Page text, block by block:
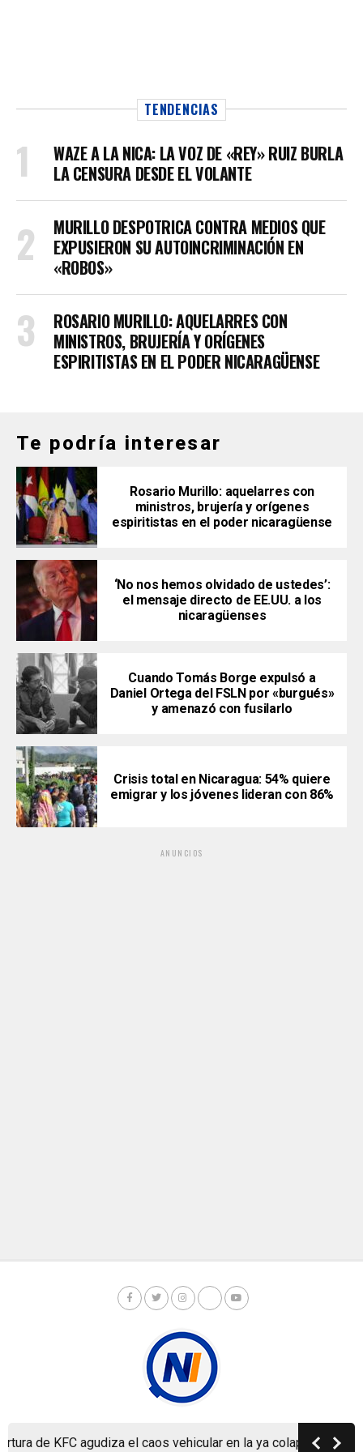
de KFC agudiza el caos vehicular en la ya colapsada Carretera
TENDENCIAS
WAZE A LA NICA: LA VOZ DE «REY» RUIZ BURLA
LA CENSURA DESDE EL VOLANTE
MURILLO DESPOTRICA CONTRA MEDIOS QUE
EXPUSIERON SU AUTOINCRIMINACIÓN EN
«ROBOS»
ROSARIO MURILLO: AQUELARRES CON
MINISTROS, BRUJERÍA Y ORÍGENES
ESPIRITISTAS EN EL PODER NICARAGÜENSE
Te podría interesar
Rosario Murillo: aquelarres con
ministros, brujería y orígenes
espiritistas en el poder nicaragüense
‘No nos hemos olvidado de ustedes’:
el mensaje directo de EE.UU. a los
nicaragüenses
Cuando Tomás Borge expulsó a
Daniel Ortega del FSLN por «burgués»
y amenazó con fusilarlo
Crisis total en Nicaragua: 54% quiere
emigrar y los jóvenes lideran con 86%
ANUNCIOS